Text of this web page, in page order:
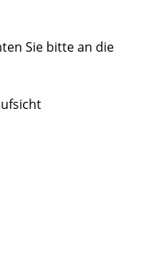
Sie bitte an die